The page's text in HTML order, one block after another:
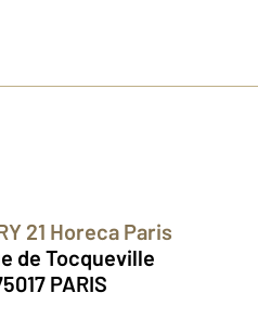
21 Horeca Paris
de Tocqueville
PARIS